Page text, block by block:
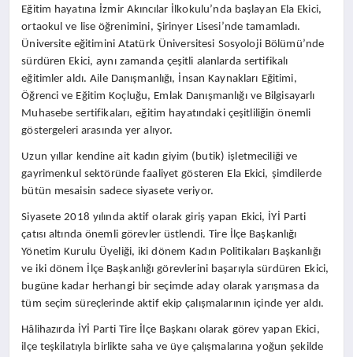
Eğitim hayatına İzmir Akıncılar İlkokulu’nda başlayan Ela Ekici,
ortaokul ve lise öğrenimini, Şirinyer Lisesi’nde tamamladı.
Üniversite eğitimini Atatürk Üniversitesi Sosyoloji Bölümü’nde
sürdüren Ekici, aynı zamanda çeşitli alanlarda sertifikalı
eğitimler aldı. Aile Danışmanlığı, İnsan Kaynakları Eğitimi,
Öğrenci ve Eğitim Koçluğu, Emlak Danışmanlığı ve Bilgisayarlı
Muhasebe sertifikaları, eğitim hayatındaki çeşitliliğin önemli
göstergeleri arasında yer alıyor.
Uzun yıllar kendine ait kadın giyim (butik) işletmeciliği ve
gayrimenkul sektöründe faaliyet gösteren Ela Ekici, şimdilerde
bütün mesaisin sadece siyasete veriyor.
Siyasete 2018 yılında aktif olarak giriş yapan Ekici, İYİ Parti
çatısı altında önemli görevler üstlendi. Tire İlçe Başkanlığı
Yönetim Kurulu Üyeliği, iki dönem Kadın Politikaları Başkanlığı
ve iki dönem İlçe Başkanlığı görevlerini başarıyla sürdüren Ekici,
bugüne kadar herhangi bir seçimde aday olarak yarışmasa da
tüm seçim süreçlerinde aktif ekip çalışmalarının içinde yer aldı.
Hâlihazırda İYİ Parti Tire İlçe Başkanı olarak görev yapan Ekici,
ilçe teşkilatıyla birlikte saha ve üye çalışmalarına yoğun şekilde